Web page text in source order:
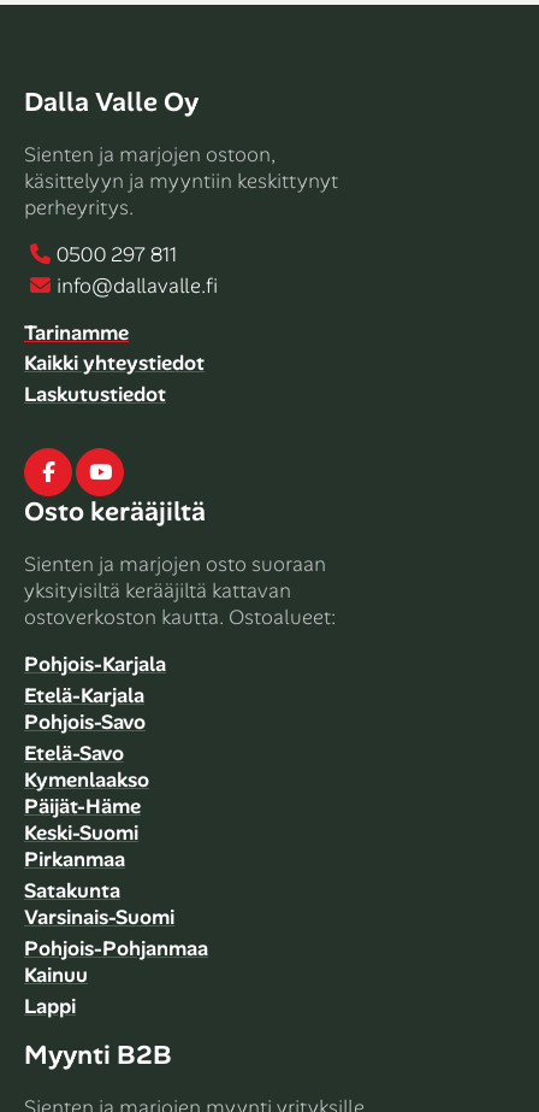
Dalla Valle Oy
Sienten ja marjojen ostoon,
käsittelyyn ja myyntiin keskittynyt
perheyritys.
0500 297 811
info@dallavalle.fi
Tarinamme
Kaikki yhteystiedot
Laskutustiedot
FacebookYoutube
Osto kerääjiltä
Sienten ja marjojen osto suoraan
yksityisiltä kerääjiltä kattavan
ostoverkoston kautta. Ostoalueet:
Pohjois-Karjala
Etelä-Karjala
Pohjois-Savo
Etelä-Savo
Kymenlaakso
Päijät-Häme
Keski-Suomi
Pirkanmaa
Satakunta
Varsinais-Suomi
Pohjois-Pohjanmaa
Kainuu
Lappi
Myynti B2B